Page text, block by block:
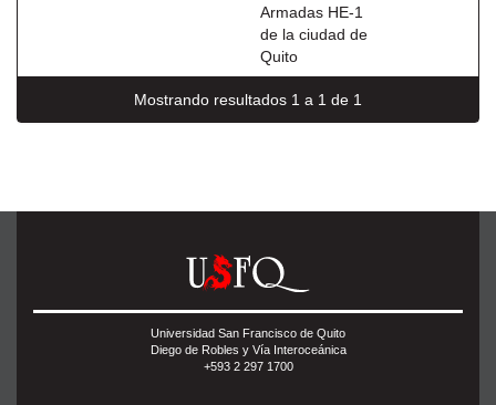
Armadas HE-1
de la ciudad de
Quito
Mostrando resultados 1 a 1 de 1
Universidad San Francisco de Quito
Diego de Robles y Vía Interoceánica
+593 2 297 1700